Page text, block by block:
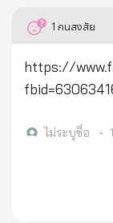
1 คนสงสัย
https://
มะเร็งได้
ไม่ระบุชื่อ •